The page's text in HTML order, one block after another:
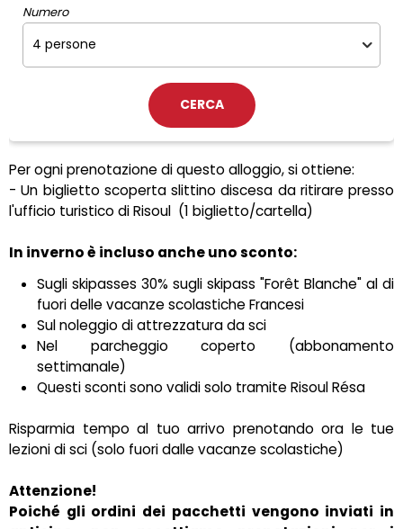
Numero
Per ogni prenotazione di questo alloggio, si ottiene:
- Un biglietto scoperta slittino discesa da ritirare presso
l'ufficio turistico di Risoul (1 biglietto/cartella)
In inverno è incluso anche uno sconto:
Sugli skipasses 30% sugli skipass "Forêt Blanche" al di
fuori delle vacanze scolastiche Francesi
Sul noleggio di attrezzatura da sci
Nel parcheggio coperto (abbonamento
settimanale)
Questi sconti sono validi solo tramite Risoul Résa
Risparmia tempo al tuo arrivo prenotando ora le tue
lezioni di sci (solo fuori dalle vacanze scolastiche)
Attenzione!
Poiché gli ordini dei pacchetti vengono inviati in